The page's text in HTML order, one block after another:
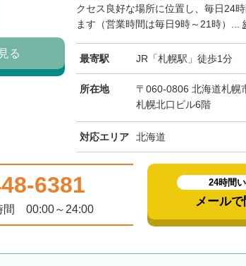
クセス良好な場所に位置し、毎日24
ます（営業時間は毎日9時～21時）...
最寄駅 JR「札幌駅」徒歩1分
所在地
〒060-0806 北海道札幌
札幌北口ビル6階
対応エリア 北海道
る
6381
間 00:00～24:00
24時間
メール